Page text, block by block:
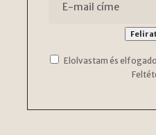
Elolvastam és